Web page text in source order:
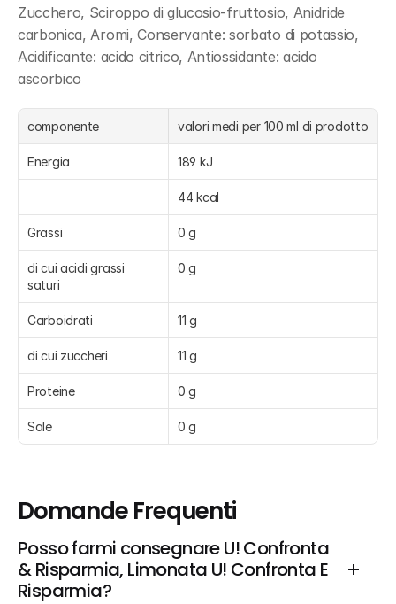
Zucchero, Sciroppo di glucosio-fruttosio, Anidride
carbonica, Aromi, Conservante: sorbato di potassio,
Acidificante: acido citrico, Antiossidante: acido
ascorbico
componente valori medi per 100 ml di prodotto
Energia 189 kJ
44 kcal
Grassi 0 g
di cui acidi grassi
saturi
0 g
Carboidrati 11 g
di cui zuccheri 11 g
Proteine 0 g
Sale 0 g
Domande Frequenti
Posso farmi consegnare U! Confronta
& Risparmia, Limonata U! Confronta E
Risparmia?